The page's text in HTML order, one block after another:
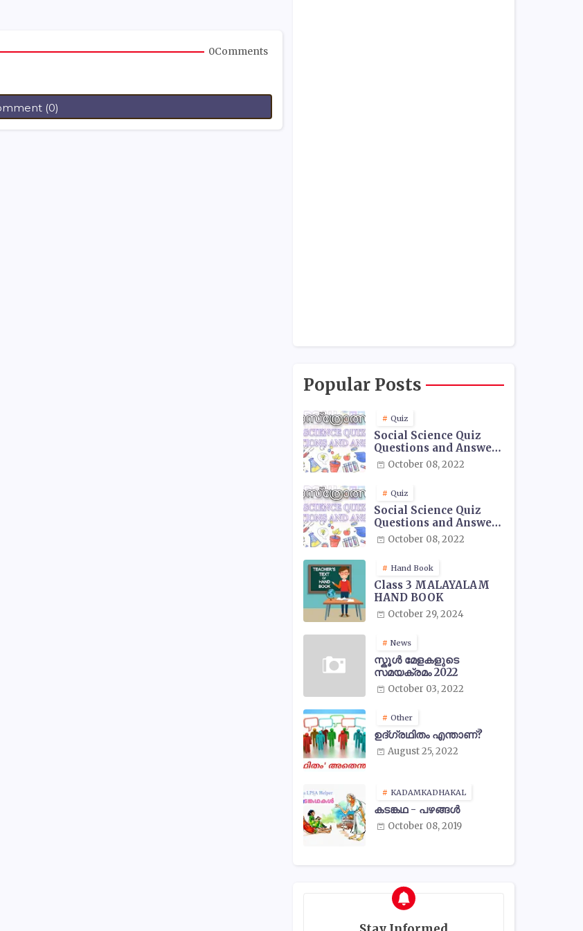
0Comments
(0)
Popular Posts
Quiz
Social Science Quiz
Questions and Answers
- 01October 08, 2022
Quiz
Social Science Quiz
Questions and Answers
- 02October 08, 2022
Hand Book
Class 3 MALAYALAM
HAND BOOK
October 29, 2024
News
സ്കൂൾ മേളകളുടെ
സമയക്രമം 2022
October 03, 2022
Other
ഉദ്ഗ്രഥിതം എന്താണ്?
August 25, 2022
KADAMKADHAKAL
കടങ്കഥ - പഴങ്ങൾ
October 08, 2019